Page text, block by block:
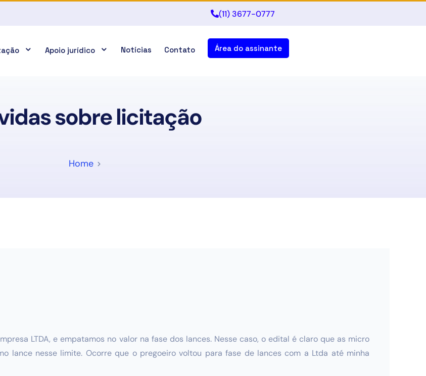
(11) 3677-0777
Apoio jurídico Notícias Contato Área do assinante
sobre licitação
Home
LTDA, e empatamos no valor na fase dos lances. Nesse caso, o edital é claro que as micro
lance nesse limite. Ocorre que o pregoeiro voltou para fase de lances com a Ltda até minha